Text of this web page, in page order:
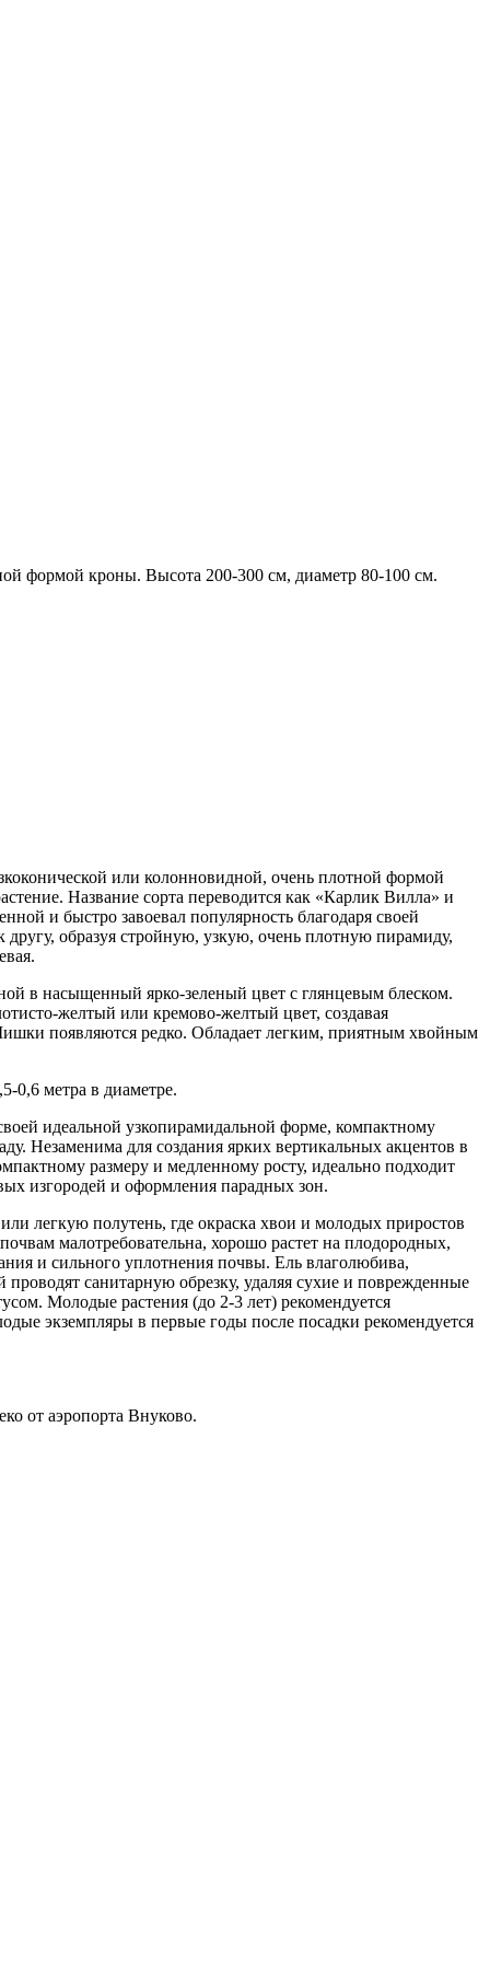
формой кроны. Высота 200-300 см, диаметр 80-100 см.
или колонновидной, очень плотной формой
Название сорта переводится как «Карлик Вилла» и
и быстро завоевал популярность благодаря своей
образуя стройную, узкую, очень плотную пирамиду,
в насыщенный ярко-зеленый цвет с глянцевым блеском.
желтый или кремово-желтый цвет, создавая
появляются редко. Обладает легким, приятным хвойным
0,6 метра в диаметре.
идеальной узкопирамидальной форме, компактному
Незаменима для создания ярких вертикальных акцентов в
размеру и медленному росту, идеально подходит
изгородей и оформления парадных зон.
легкую полутень, где окраска хвои и молодых приростов
малотребовательна, хорошо растет на плодородных,
и сильного уплотнения почвы. Ель влаголюбива,
санитарную обрезку, удаляя сухие и поврежденные
Молодые растения (до 2-3 лет) рекомендуется
экземпляры в первые годы после посадки рекомендуется
от аэропорта Внуково.